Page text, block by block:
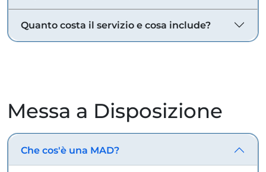
Quanto costa il servizio e cosa include?
Messa a Disposizione
Che cos'è una MAD?